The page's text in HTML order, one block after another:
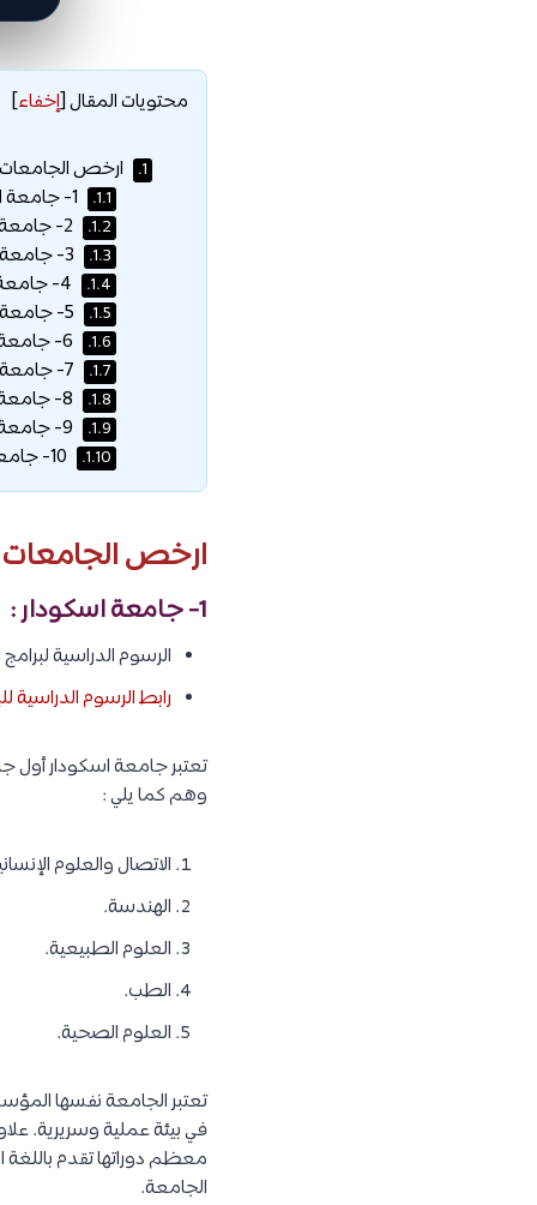
محتويات المقال[إخفاء]
1. ارخص الجامعات
1.1.
1.2.
1.3.
1.4.
1.5.
1.6.
1.7.
1.8.
1.9.
1.10.
ارخص الجامعات
1- جامعة اسكودار :
الرسوم الدراسية لبرامج البكالوريوس : 3,200 –
رابط الرسوم الدراسية
وهم كما يلي :
الاتصال والعلوم
الهندسة.
العلوم الطبيعية.
الطب.
العلوم الصحية.
تعتبر الجامعة نفسها
في بيئة عملية وسريرية.
معظم دوراتها تقدم باللغة
الجامعة.